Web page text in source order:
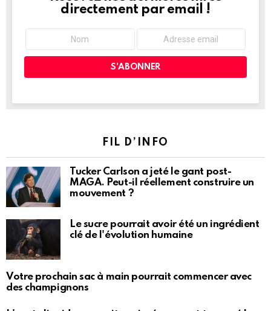
directement par email !
FIL D’INFO
Tucker Carlson a jeté le gant post-
MAGA. Peut-il réellement construire un
mouvement ?
Le sucre pourrait avoir été un ingrédient
clé de l'évolution humaine
Votre prochain sac à main pourrait commencer avec
des champignons